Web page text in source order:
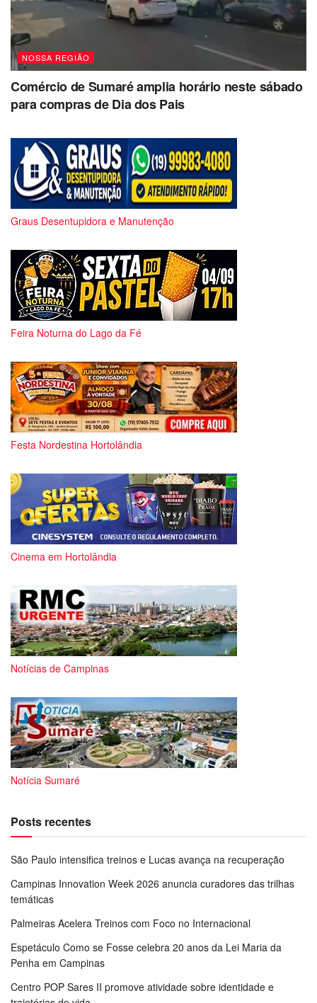
NOSSA REGIÃO
Comércio de Sumaré amplia horário neste sábado
para compras de Dia dos Pais
Graus Desentupidora e Manutenção
Feira Noturna do Lago da Fé
Festa Nordestina Hortolândia
Cinema em Hortolândia
Notícias de Campinas
Notícia Sumaré
Posts recentes
São Paulo intensifica treinos e Lucas avança na recuperação
Campinas Innovation Week 2026 anuncia curadores das trilhas
temáticas
Palmeiras Acelera Treinos com Foco no Internacional
Espetáculo Como se Fosse celebra 20 anos da Lei Maria da
Penha em Campinas
Centro POP Sares II promove atividade sobre identidade e